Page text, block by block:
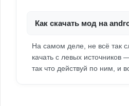
Как скачать мод на
На самом деле, не всё так
качать с левых источников
так что действуй по ним, и